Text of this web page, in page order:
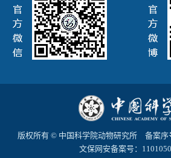
版权所有 © 中国科学院动物研究所 备案序
文保网安备案号：